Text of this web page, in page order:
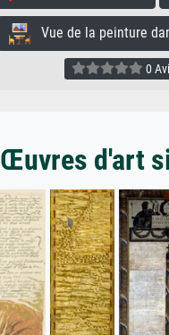
Vue de la peinture
0
Œuvres d'art